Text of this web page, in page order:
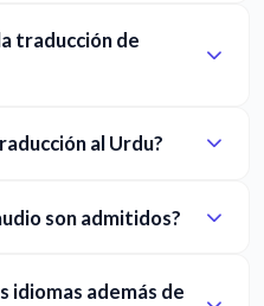
traducción de
al Urdu?
son admitidos?
idiomas además de